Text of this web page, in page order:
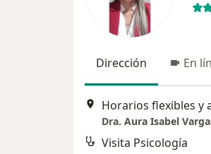
Dirección En
Visita Psicología